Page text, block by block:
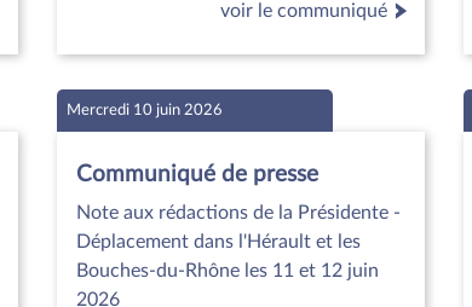
voir le communiqué
Mercredi 10 juin 2026
Communiqué de presse
Note aux rédactions de la Présidente -
Déplacement dans l'Hérault et les
Bouches-du-Rhône les 11 et 12 juin
2026